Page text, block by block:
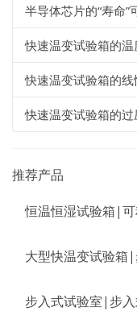
半导体芯片的“寿命
快速温变试验箱的
快速温变试验箱的
快速温变试验箱的
推荐产品
恒温恒湿试验箱|
大型快温变试验箱
步入式试验室|步